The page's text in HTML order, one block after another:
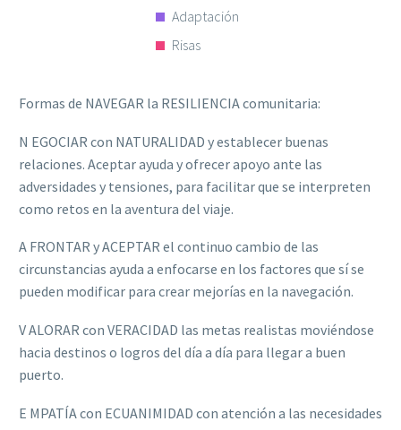
Adaptación
Risas
Formas de NAVEGAR la RESILIENCIA comunitaria:
N EGOCIAR con NATURALIDAD y establecer buenas
relaciones. Aceptar ayuda y ofrecer apoyo ante las
adversidades y tensiones, para facilitar que se interpreten
como retos en la aventura del viaje.
A FRONTAR y ACEPTAR el continuo cambio de las
circunstancias ayuda a enfocarse en los factores que sí se
pueden modificar para crear mejorías en la navegación.
V ALORAR con VERACIDAD las metas realistas moviéndose
hacia destinos o logros del día a día para llegar a buen
puerto.
E MPATÍA con ECUANIMIDAD con atención a las necesidades